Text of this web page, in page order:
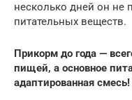
несколько дней он не
питательных веществ.
Прикорм до года —
пищей, а основное
адаптированная смесь!